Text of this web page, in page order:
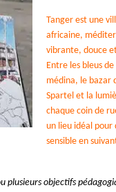
Tanger est une
africaine,
vibrante, douce
Entre les bleus
médina, le bazar
Spartel et la
chaque coin de
un lieu idéal pour
sensible en
plusieurs objectifs